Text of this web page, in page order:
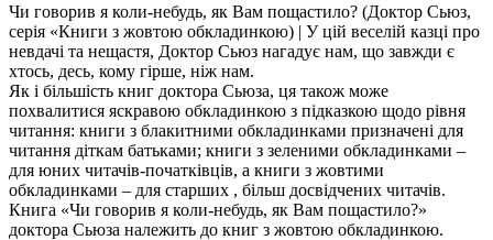
Чи говорив я коли-небудь, як Вам пощастило? (Доктор Сьюз,
серія «Книги з жовтою обкладинкою) | У цій веселій казці про
невдачі та нещастя, Доктор Сьюз нагадує нам, що завжди є
хтось, десь, кому гірше, ніж нам.
Як і більшість книг доктора Сьюза, ця також може
похвалитися яскравою обкладинкою з підказкою щодо рівня
читання: книги з блакитними обкладинками призначені для
читання діткам батьками; книги з зеленими обкладинками –
для юних читачів-початківців, а книги з жовтими
обкладинками – для старших , більш досвідчених читачів.
Книга «Чи говорив я коли-небудь, як Вам пощастило?»
доктора Сьюза належить до книг з жовтою обкладинкою.